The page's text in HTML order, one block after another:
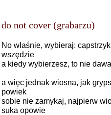
do not cover (grabarzu)
No właśnie, wybieraj:
wszędzie
a kiedy wybierzesz, to nie
a więc jednak wiosna, jak
powiek
sobie nie zamykaj, najpierw
suka opowie